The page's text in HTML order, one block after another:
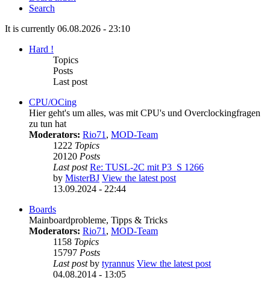
Search
It is currently 06.08.2026 - 23:10
Hard !
Topics
Posts
Last post
CPU/OCing
Hier geht's um alles, was mit CPU's und Overclockingfragen
zu tun hat
Moderators: Rio71, MOD-Team
1222 Topics
20120 Posts
Last post Re: TUSL-2C mit P3_S 1266
by MisterBJ View the latest post
13.09.2024 - 22:44
Boards
Mainboardprobleme, Tipps & Tricks
Moderators: Rio71, MOD-Team
1158 Topics
15797 Posts
Last postby tyrannus View the latest post
04.08.2014 - 13:05